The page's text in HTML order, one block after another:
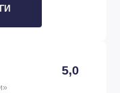
5,0